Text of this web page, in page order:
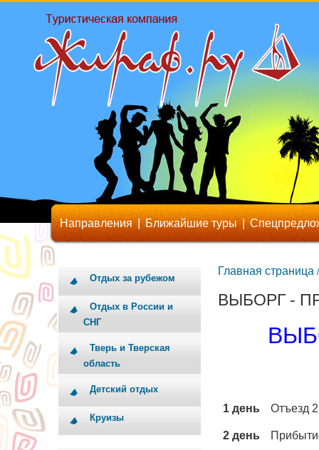
Направления | Ближайшие туры |
Отдых за рубежом
Отдых в России и
СНГ
Тверь и Тверская
область
Детский отдых
Круизы
Главная страница /
ВЫБОРГ -
1 день Отъезд
2 день